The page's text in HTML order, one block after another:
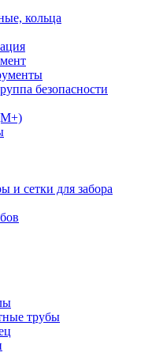
кольца
безопасности
и сетки для забора
трубы